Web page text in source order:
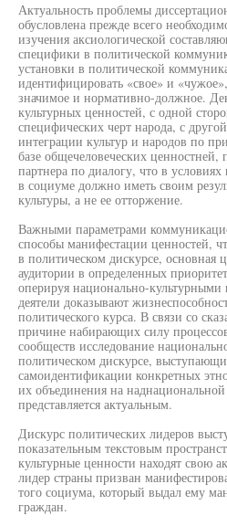
Актуальность проблемы
обусловлена прежде всего
изучения аксиологической
специфики в политической
установки в политической
идентифицировать «свое» и
значимое и нормативно-должное.
культурных ценностей, с одной
специфических черт народа, с
интеграции культур и народов по
базе общечеловеческих
партнера по диалогу, что в
в социуме должно иметь своим
культуры, а не ее отторжение.
Важными параметрами
способы манифестации ценностей,
в политическом дискурсе, основная
аудитории в определенных
оперируя национально-
деятели доказывают
политического курса. В связи со
причине набирающих силу
сообществ исследование
политическом дискурсе,
самоидентификации конкретных
их объединения на
представляется актуальным.
Дискурс политических лидеров
показательным текстовым
культурные ценности находят свою
лидер страны призван
того социума, который выдал ему
граждан.